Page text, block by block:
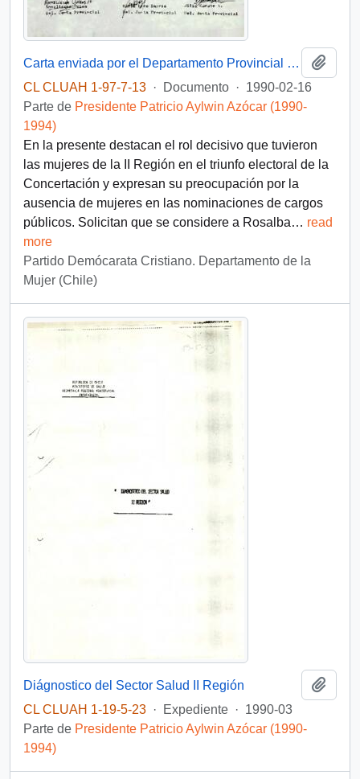
Carta enviada por el Departamento Provincial de la Mujer de Antofagasta dirigida al Presidente electo Patricio Aylwin
CL CLUAH 1-97-7-13 · Documento · 1990-02-16
Parte de Presidente Patricio Aylwin Azócar (1990-
1994)
En la presente destacan el rol decisivo que tuvieron
las mujeres de la II Región en el triunfo electoral de la
Concertación y expresan su preocupación por la
ausencia de mujeres en las nominaciones de cargos
públicos. Solicitan que se considere a Rosalba… read
more
Partido Demócarata Cristiano. Departamento de la
Mujer (Chile)
Diágnostico del Sector Salud II Región
CL CLUAH 1-19-5-23 · Expediente · 1990-03
Parte de Presidente Patricio Aylwin Azócar (1990-
1994)